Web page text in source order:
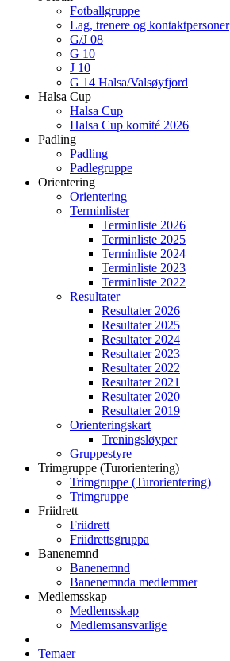
Fotballgruppe
Lag, trenere og kontaktpersoner
G/J 08
G 10
J 10
G 14 Halsa/Valsøyfjord
Halsa Cup
Halsa Cup
Halsa Cup komité 2026
Padling
Padling
Padlegruppe
Orientering
Orientering
Terminlister
Terminliste 2026
Terminliste 2025
Terminliste 2024
Terminliste 2023
Terminliste 2022
Resultater
Resultater 2026
Resultater 2025
Resultater 2024
Resultater 2023
Resultater 2022
Resultater 2021
Resultater 2020
Resultater 2019
Orienteringskart
Treningsløyper
Gruppestyre
Trimgruppe (Turorientering)
Trimgruppe (Turorientering)
Trimgruppe
Friidrett
Friidrett
Friidrettsgruppa
Banenemnd
Banenemnd
Banenemnda medlemmer
Medlemsskap
Medlemsskap
Medlemsansvarlige
Temaer